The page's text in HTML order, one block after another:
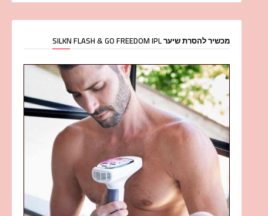
מכשיר להסרת שיער SILKN FLASH & GO FREEDOM IPL